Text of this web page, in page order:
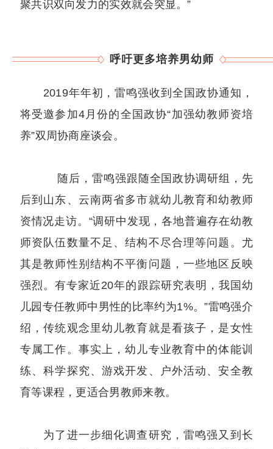
聚共识双向发力的实效就会突显。”
呼吁更多培养男幼师
2019年年初，雷鸣强收到全国政协通知，
将受邀参加4月份的全国政协“加强幼教师资培
养”双周协商座谈会。
随后，雷鸣强跟随全国政协调研组，先
后到山东、云南两省多市就幼儿教育和幼教师
资情况走访。“调研中发现，各地普遍存在幼教
师资队伍数量不足、结构不尽合理等问题。尤
其是教师性别结构不平衡问题，一些地区反映
强烈。有专家近20年的跟踪研究表明，我国幼
儿园专任教师中男性的比率约为1%。”雷鸣强介
绍，传统观念里幼儿教育就是看孩子，是女性
专属工作。事实上，幼儿专业教育中的体能训
练、科学探究、游戏开发、户外活动、安全教
育等课程，更适合男教师来教。
为了进一步细化调查研究，雷鸣强又到长